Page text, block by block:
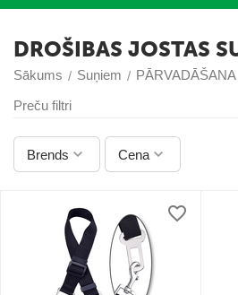
DROŠIBAS JOSTAS
Sākums / Suņiem /
Preču filtri
Brends Cena